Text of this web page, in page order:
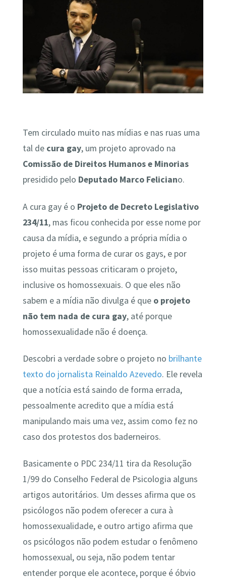
Tem circulado muito nas mídias e nas ruas uma
tal de cura gay, um projeto aprovado na
Comissão de Direitos Humanos e Minorias
presidido pelo Deputado Marco Feliciano.
A cura gay é o Projeto de Decreto Legislativo
234/11, mas ficou conhecida por esse nome por
causa da mídia, e segundo a própria mídia o
projeto é uma forma de curar os gays, e por
isso muitas pessoas criticaram o projeto,
inclusive os homossexuais. O que eles não
sabem e a mídia não divulga é que o projeto
não tem nada de cura gay, até porque
homossexualidade não é doença.
Descobri a verdade sobre o projeto no brilhante
texto do jornalista Reinaldo Azevedo. Ele revela
que a notícia está saindo de forma errada,
pessoalmente acredito que a mídia está
manipulando mais uma vez, assim como fez no
caso dos protestos dos baderneiros.
Basicamente o PDC 234/11 tira da Resolução
1/99 do Conselho Federal de Psicologia alguns
artigos autoritários. Um desses afirma que os
psicólogos não podem oferecer a cura à
homossexualidade, e outro artigo afirma que
os psicólogos não podem estudar o fenômeno
homossexual, ou seja, não podem tentar
entender porque ele acontece, porque é óbvio